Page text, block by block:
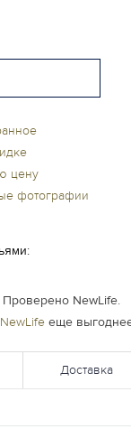
цену
фотографии
Проверено NewLife.
еще
Доставка